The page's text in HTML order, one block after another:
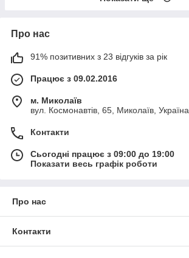
Про нас
91% позитивних з 23 відгуків за рік
Працює з 09.02.2016
м. Миколаїв
вул. Космонавтів, 65, Миколаїв, Україна
Контакти
Сьогодні працює з 09:00 до 19:00
Показати весь графік роботи
Про нас
Контакти